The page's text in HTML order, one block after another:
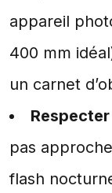
appareil
400 mm
un carnet
pas
flash